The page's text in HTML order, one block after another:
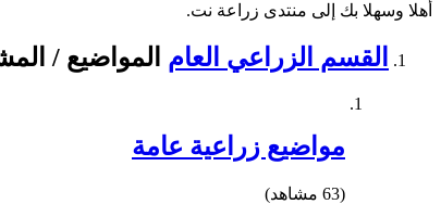
أهلا وسهلا بك إلى منتدى زراعة نت.
القسم الزراعي العام المواضيع /
مواضيع زراعية عامة
(63 مشاهد)